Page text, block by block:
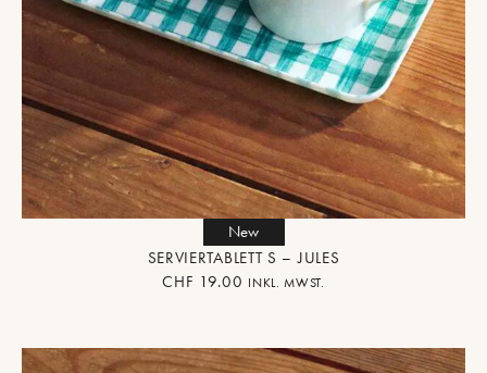
New
SERVIERTABLETT S – JULES
CHF 19.00 INKL. MWST.